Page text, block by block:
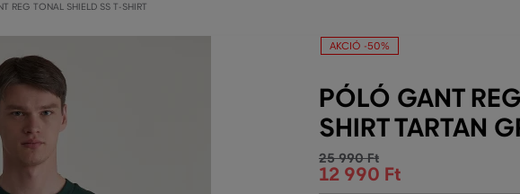
REG TONAL SHIELD SS T-SHIRT
AKCIÓ -50%
PÓLÓ GANT
SHIRT TARTAN
25 990 Ft
12 990 Ft